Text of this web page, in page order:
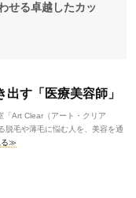
せる卓越したカッ
す「医療美容師」
「Art Clear（アート・クリア
脱毛や薄毛に悩む人を、美容を通
る≫